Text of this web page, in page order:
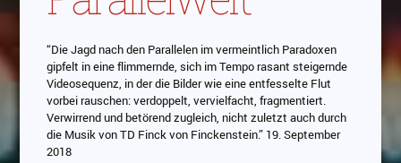
“Die Jagd nach den Parallelen im vermeintlich Paradoxen
gipfelt in eine flimmernde, sich im Tempo rasant steigernde
Videosequenz, in der die Bilder wie eine entfesselte Flut
vorbei rauschen: verdoppelt, vervielfacht, fragmentiert.
Verwirrend und betörend zugleich, nicht zuletzt auch durch
die Musik von TD Finck von Finckenstein.” 19. September
2018